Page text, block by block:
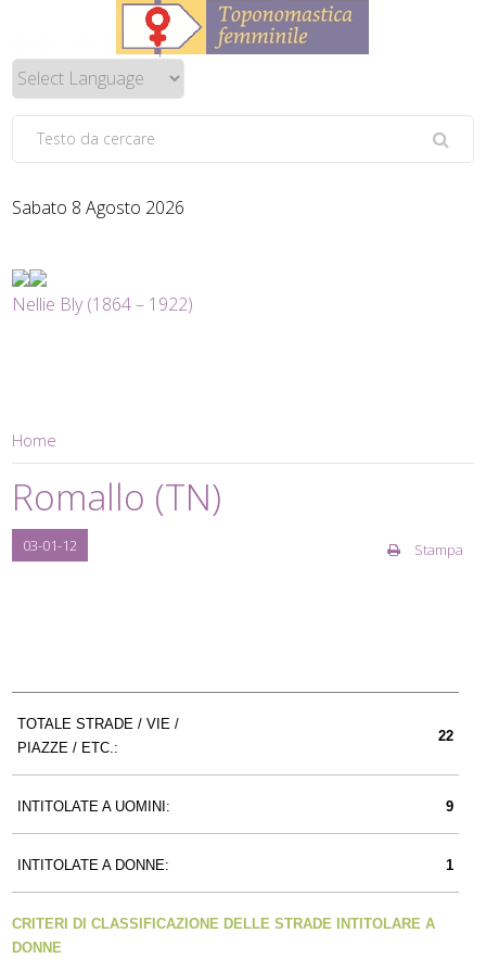
Sabato 8 Agosto 2026
Nellie Bly (1864 – 1922)
Home
Romallo (TN)
03-01-12 Stampa
TOTALE STRADE / VIE /
PIAZZE / ETC.:
22
INTITOLATE A UOMINI: 9
INTITOLATE A DONNE: 1
CRITERI DI CLASSIFICAZIONE DELLE STRADE INTITOLARE A
DONNE